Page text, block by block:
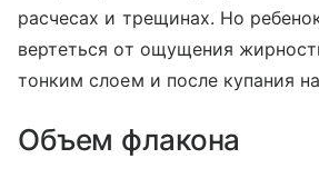
расчесах и трещинах. Но
вертеться от ощущения
тонким слоем и после купания
Объем флакона